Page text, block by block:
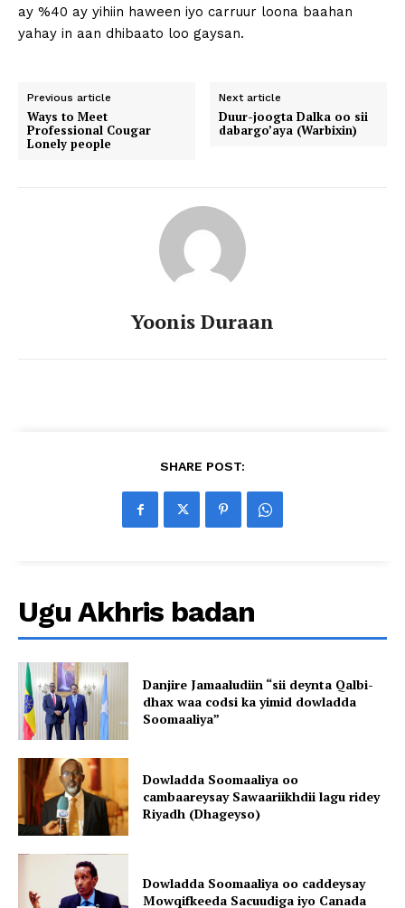
ay %40 ay yihiin haween iyo carruur loona baahan
yahay in aan dhibaato loo gaysan.
Previous article
Ways to Meet
Professional Cougar
Lonely people
Next article
Duur-joogta Dalka oo sii
dabargo’aya (Warbixin)
Yoonis Duraan
SHARE POST:
Ugu Akhris badan
Danjire Jamaaludiin “sii deynta Qalbi-
dhax waa codsi ka yimid dowladda
Soomaaliya”
Dowladda Soomaaliya oo
cambaareysay Sawaariikhdii lagu ridey
Riyadh (Dhageyso)
Dowladda Soomaaliya oo caddeysay
Mowqifkeeda Sacuudiga iyo Canada